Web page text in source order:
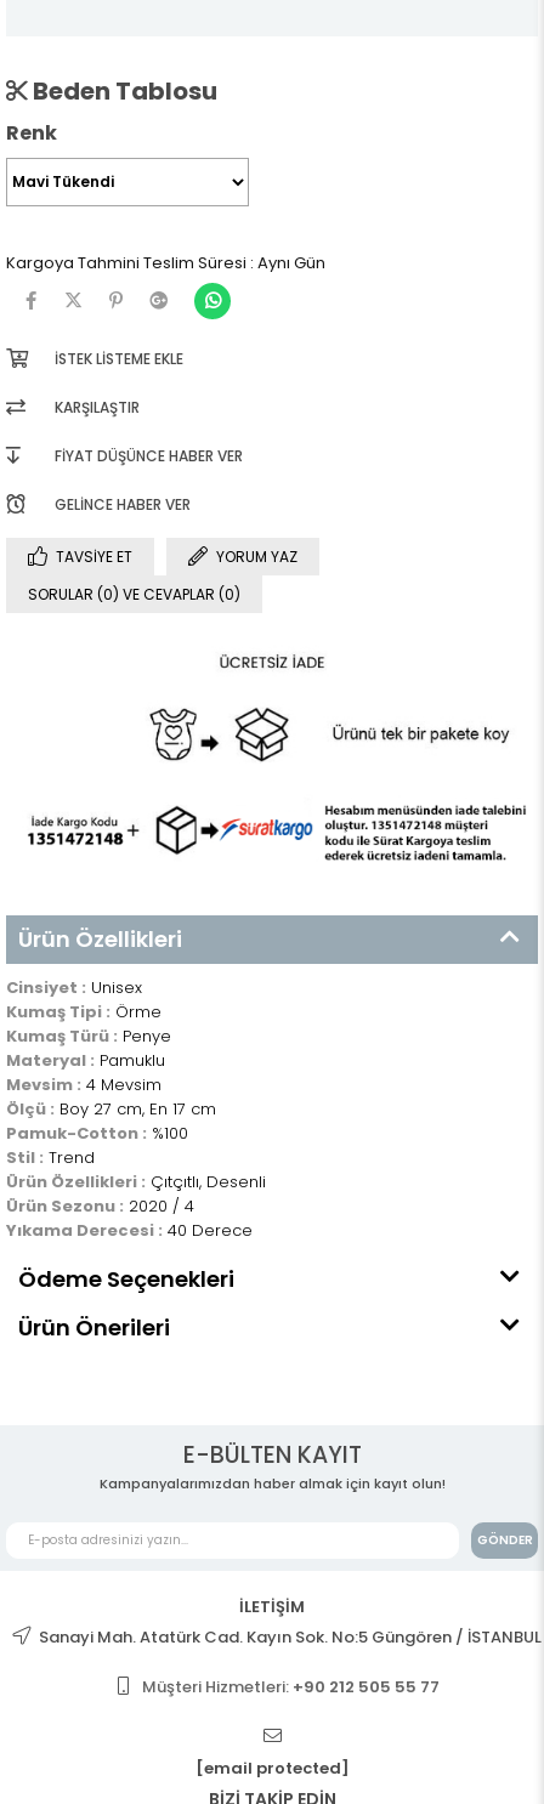
Beden Tablosu
Renk
Kargoya Tahmini Teslim Süresi : Aynı Gün
İSTEK LISTEME EKLE
KARŞILAŞTIR
FIYAT DÜŞÜNCE HABER VER
GELINCE HABER VER
TAVSIYE ET
YORUM YAZ
SORULAR (0) VE CEVAPLAR (0)
Ürün Özellikleri
Cinsiyet : Unisex
Kumaş Tipi : Örme
Kumaş Türü : Penye
Materyal : Pamuklu
Mevsim : 4 Mevsim
Ölçü : Boy 27 cm, En 17 cm
Pamuk-Cotton : %100
Stil : Trend
Ürün Özellikleri : Çıtçıtlı, Desenli
Ürün Sezonu : 2020 / 4
Yıkama Derecesi : 40 Derece
Ödeme Seçenekleri
Ürün Önerileri
E-BÜLTEN KAYIT
Kampanyalarımızdan haber almak için kayıt olun!
GÖNDER
İLETİŞİM
Sanayi Mah. Atatürk Cad. Kayın Sok. No:5 Güngören / İSTANBUL
Müşteri Hizmetleri: +90 212 505 55 77
[email protected]